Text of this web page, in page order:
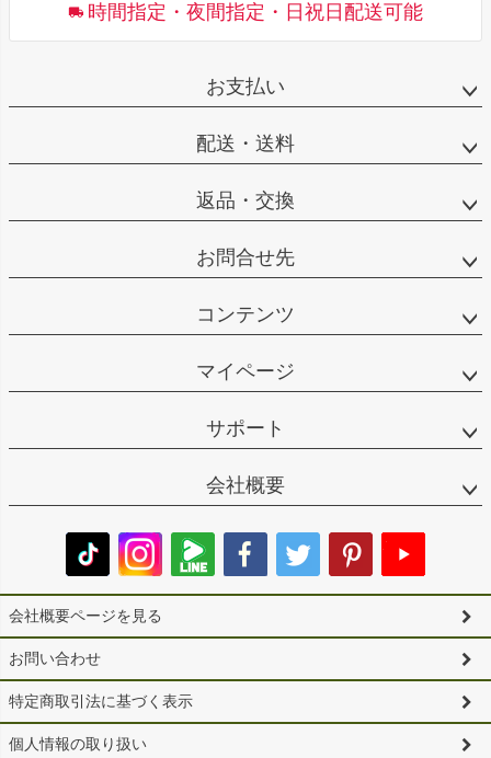
時間指定・夜間指定・日祝日配送可能
お支払い
配送・送料
返品・交換
お問合せ先
コンテンツ
マイページ
サポート
会社概要
会社概要ページを見る
お問い合わせ
特定商取引法に基づく表示
個人情報の取り扱い